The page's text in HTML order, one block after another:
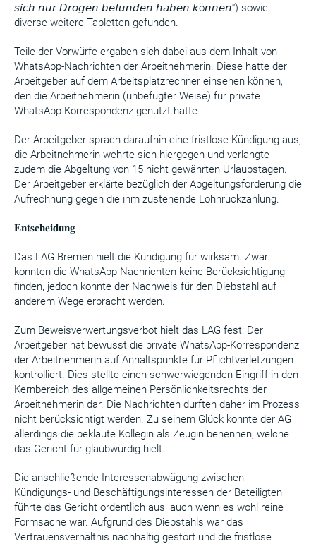
𝘴𝘪𝘤𝘩 𝘯𝘶𝘳 𝘋𝘳𝘰𝘨𝘦𝘯 𝘣𝘦𝘧𝘶𝘯𝘥𝘦𝘯 𝘩𝘢𝘣𝘦𝘯 𝘬ö𝘯𝘯𝘦𝘯“) sowie
diverse weitere Tabletten gefunden.
Teile der Vorwürfe ergaben sich dabei aus dem Inhalt von
WhatsApp-Nachrichten der Arbeitnehmerin. Diese hatte der
Arbeitgeber auf dem Arbeitsplatzrechner einsehen können,
den die Arbeitnehmerin (unbefugter Weise) für private
WhatsApp-Korrespondenz genutzt hatte.
Der Arbeitgeber sprach daraufhin eine fristlose Kündigung aus,
die Arbeitnehmerin wehrte sich hiergegen und verlangte
zudem die Abgeltung von 15 nicht gewährten Urlaubstagen.
Der Arbeitgeber erklärte bezüglich der Abgeltungsforderung die
Aufrechnung gegen die ihm zustehende Lohnrückzahlung.
𝐄𝐧𝐭𝐬𝐜𝐡𝐞𝐢𝐝𝐮𝐧𝐠
Das LAG Bremen hielt die Kündigung für wirksam. Zwar
konnten die WhatsApp-Nachrichten keine Berücksichtigung
finden, jedoch konnte der Nachweis für den Diebstahl auf
anderem Wege erbracht werden.
Zum Beweisverwertungsverbot hielt das LAG fest: Der
Arbeitgeber hat bewusst die private WhatsApp-Korrespondenz
der Arbeitnehmerin auf Anhaltspunkte für Pflichtverletzungen
kontrolliert. Dies stellte einen schwerwiegenden Eingriff in den
Kernbereich des allgemeinen Persönlichkeitsrechts der
Arbeitnehmerin dar. Die Nachrichten durften daher im Prozess
nicht berücksichtigt werden. Zu seinem Glück konnte der AG
allerdings die beklaute Kollegin als Zeugin benennen, welche
das Gericht für glaubwürdig hielt.
Die anschließende Interessenabwägung zwischen
Kündigungs- und Beschäftigungsinteressen der Beteiligten
führte das Gericht ordentlich aus, auch wenn es wohl reine
Formsache war. Aufgrund des Diebstahls war das
Vertrauensverhältnis nachhaltig gestört und die fristlose